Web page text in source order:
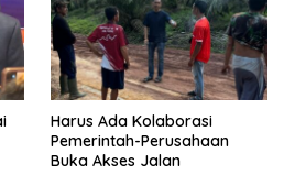
Harus Ada Kolaborasi
Pemerintah-Perusahaan
Buka Akses Jalan